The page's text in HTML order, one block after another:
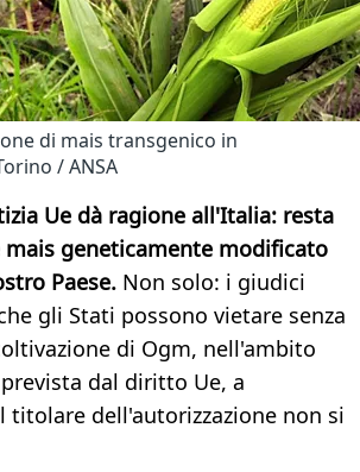
di mais transgenico in
/ ANSA
Ue dà ragione all'Italia: resta
geneticamente modificato
Paese. Non solo: i giudici
gli Stati possono vietare senza
di Ogm, nell'ambito
dal diritto Ue, a
titolare dell'autorizzazione non si